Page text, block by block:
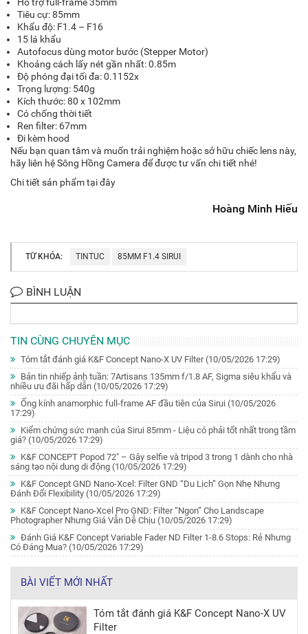
Tiêu cự: 85mm
Khẩu độ: F1.4 – F16
15 lá khẩu
Autofocus dùng motor bước (Stepper Motor)
Khoảng cách lấy nét gần nhất: 0.85m
Độ phóng đại tối đa: 0.1152x
Trọng lượng: 540g
Kích thước: 80 x 102mm
Có chống thời tiết
Ren filter: 67mm
Đi kèm hood
Nếu bạn quan tâm và muốn trải nghiệm hoặc sở hữu chiếc lens này,
hãy liên hệ Sông Hồng Camera để được tư vấn chi tiết nhé!
Chi tiết sản phẩmtại đây
Hoàng Minh Hiếu
TỪ KHÓA: TINTUC 85MM F1.4 SIRUI
BÌNH LUẬN
TIN CÙNG CHUYÊN MỤC
Tóm tắt đánh giá K&F Concept Nano-X UV Filter(10/05/2026 17:29)
Bản tin nhiếp ảnh tuần: 7Artisans 135mm f/1.8 AF, Sigma siêu khẩu và
nhiều ưu đãi hấp dẫn (10/05/2026 17:29)
Ống kính anamorphic full-frame AF đầu tiên của Sirui (10/05/2026
17:29)
Kiểm chứng sức mạnh của Sirui 85mm - Liệu có phải tốt nhất trong tầm
giá? (10/05/2026 17:29)
K&F CONCEPT Popod 72" – Gậy selfie và tripod 3 trong 1 dành cho nhà
sáng tạo nội dung di động (10/05/2026 17:29)
K&F Concept GND Nano-Xcel: Filter GND “Du Lịch” Gọn Nhẹ Nhưng
Đánh Đổi Flexibility (10/05/2026 17:29)
K&F Concept Nano-Xcel Pro GND: Filter “Ngon” Cho Landscape
Photographer Nhưng Giá Vẫn Dễ Chịu (10/05/2026 17:29)
Đánh Giá K&F Concept Variable Fader ND Filter 1-8.6 Stops: Rẻ Nhưng
Có Đáng Mua? (10/05/2026 17:29)
BÀI VIẾT MỚI NHẤT
Tóm tắt đánh giá K&F Concept Nano-X UV
Filter